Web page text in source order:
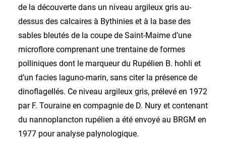
de la découverte dans un niveau argileux gris au-
dessus des calcaires à Bythinies et à la base des
sables bleutés de la coupe de Saint-Maime d’une
microflore comprenant une trentaine de formes
polliniques dont le marqueur du Rupélien B. hohli et
d’un facies laguno-marin, sans citer la présence de
dinoflagellés. Ce niveau argileux gris, prélevé en 1972
par F. Touraine en compagnie de D. Nury et contenant
du nannoplancton rupélien a été envoyé au BRGM en
1977 pour analyse palynologique.